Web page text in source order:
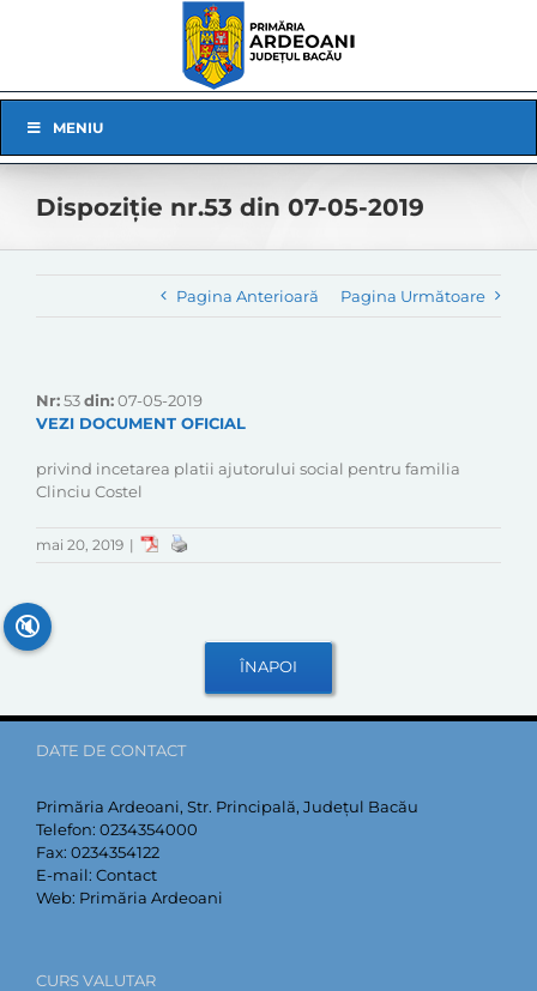
Navigation
MENIU
Dispoziție nr.53 din 07-05-2019
Pagina Anterioară Pagina Următoare
Nr:53din:07-05-2019
VEZI DOCUMENT OFICIAL
privind incetarea platii ajutorului social pentru familia
Clinciu Costel
mai 20, 2019 |
DATE DE CONTACT
Primăria Ardeoani, Str. Principală, Județul Bacău
Telefon: 0234354000
Fax: 0234354122
E-mail: Contact
Web: Primăria Ardeoani
CURS VALUTAR
🔇